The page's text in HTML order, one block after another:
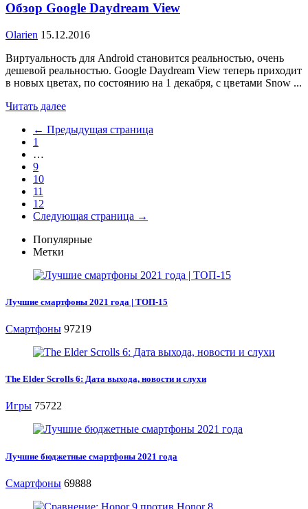
Обзор Google Daydream View
Olarien 15.12.2016
Виртуальность для Android становится реальностью, очень
дешевой реальностью. Google Daydream View теперь приходит
в новых цветах, по состоянию на 1 декабря, с цветами Snow ...
Читать далее
← Предыдущая страница
1
…
9
10
11
12
Следующая страница →
Популярные
Метки
Лучшие смартфоны 2021 года | ТОП-15
Смартфоны 97219
The Elder Scrolls 6: Дата выхода, новости и слухи
Игры 75722
Лучшие бюджетные смартфоны 2021 года
Смартфоны 69888